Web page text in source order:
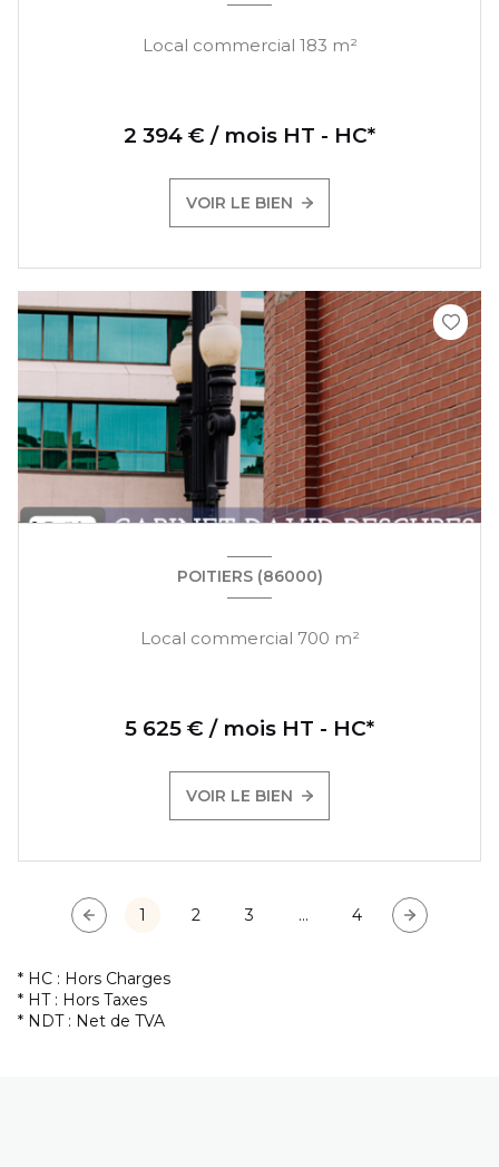
Local commercial 183 m²
2 394 € / mois HT - HC*
VOIR LE BIEN
POITIERS (86000)
Local commercial 700 m²
5 625 € / mois HT - HC*
VOIR LE BIEN
1 2 3 ... 4
* HC : Hors Charges
* HT : Hors Taxes
* NDT : Net de TVA